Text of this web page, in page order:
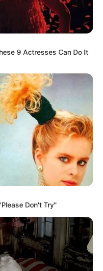
fuxico
florzinhas de fuxico.
9 Actresses Can Do It
Don't Try"